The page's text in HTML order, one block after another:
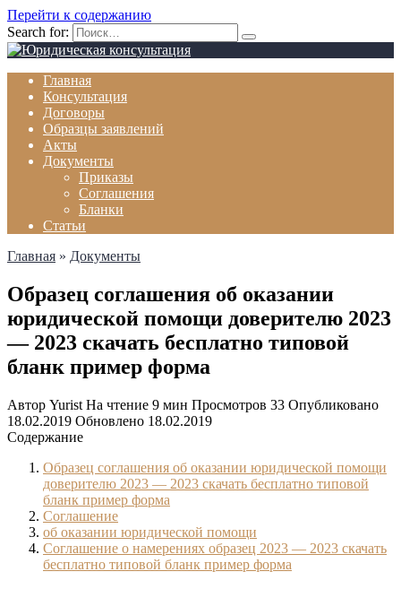
Перейти к содержанию
Search for:
Главная
Консультация
Договоры
Образцы заявлений
Акты
Документы
Приказы
Соглашения
Бланки
Статьи
Главная » Документы
Образец соглашения об оказании
юридической помощи доверителю 2023
— 2023 скачать бесплатно типовой
бланк пример форма
Автор Yurist На чтение 9 мин Просмотров 33 Опубликовано
18.02.2019 Обновлено 18.02.2019
Содержание
Образец соглашения об оказании юридической помощи
доверителю 2023 — 2023 скачать бесплатно типовой
бланк пример форма
Соглашение
об оказании юридической помощи
Соглашение о намерениях образец 2023 — 2023 скачать
бесплатно типовой бланк пример форма